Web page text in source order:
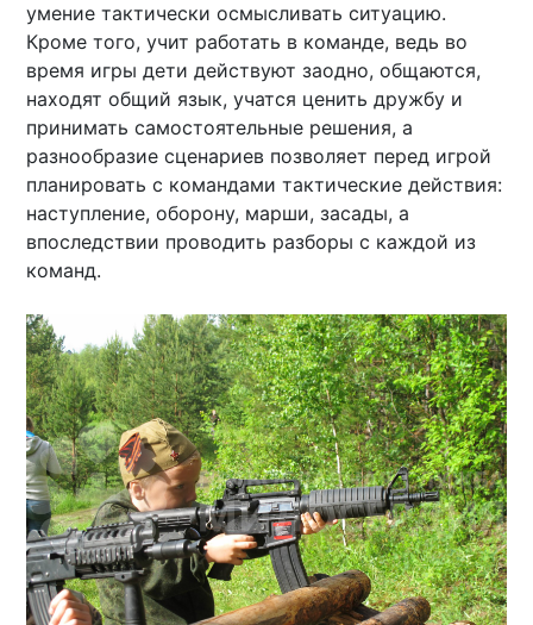
умение тактически осмысливать ситуацию.
Кроме того, учит работать в команде, ведь во
время игры дети действуют заодно, общаются,
находят общий язык, учатся ценить дружбу и
принимать самостоятельные решения, а
разнообразие сценариев позволяет перед игрой
планировать с командами тактические действия:
наступление, оборону, марши, засады, а
впоследствии проводить разборы с каждой из
команд.